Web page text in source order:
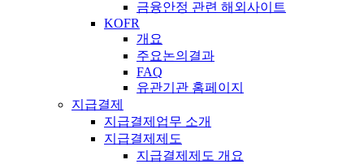
금융안정 관련 해외사이트
KOFR
개요
주요논의결과
FAQ
유관기관 홈페이지
지급결제
지급결제업무 소개
지급결제제도
지급결제제도 개요